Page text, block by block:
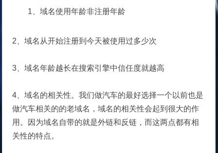
1、域名使用年龄非注册年龄
2、域名从开始注册到今天被使用过多少次
3、域名年龄越长在搜索引擎中信任度就越高
4、域名的相关性。我们做汽车的最好选择一个以前也是
做汽车相关的的老域名，域名的相关性会起到很大的作
用。因为域名自带的就是外链和反链，而这两点都有相
关性的特点。